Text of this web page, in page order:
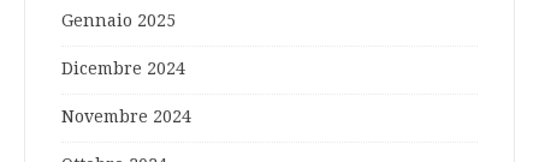
Gennaio 2025
Dicembre 2024
Novembre 2024